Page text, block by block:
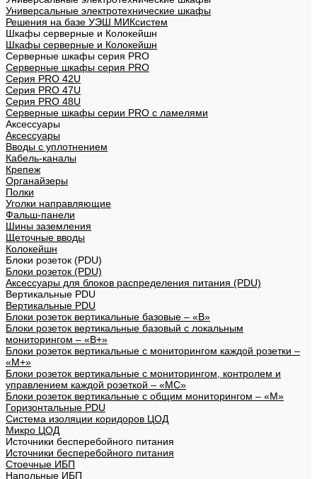
Универсальные электротехнические шкафы
Решения на базе УЭШ МИКсистем
Шкафы серверные и Колокейшн
Шкафы серверные и Колокейшн
Серверные шкафы серия PRO
Серверные шкафы серия PRO
Серия PRO 42U
Серия PRO 47U
Серия PRO 48U
Серверные шкафы серии PRO с ламелями
Аксессуары
Аксессуары
Вводы с уплотнением
Кабель-каналы
Крепеж
Органайзеры
Полки
Уголки направляющие
Фальш-панели
Шины заземления
Щеточные вводы
Колокейшн
Блоки розеток (PDU)
Блоки розеток (PDU)
Аксессуары для блоков распределения питания (PDU)
Вертикальные PDU
Вертикальные PDU
Блоки розеток вертикальные базовые – «В»
Блоки розеток вертикальные базовый с локальным
мониторингом – «В+»
Блоки розеток вертикальные с мониторингом каждой розетки –
«М+»
Блоки розеток вертикальные с мониторингом, контролем и
управлением каждой розеткой – «МС»
Блоки розеток вертикальные с общим мониторингом – «М»
Горизонтальные PDU
Система изоляции коридоров ЦОД
Микро ЦОД
Источники бесперебойного питания
Источники бесперебойного питания
Стоечные ИБП
Напольные ИБП